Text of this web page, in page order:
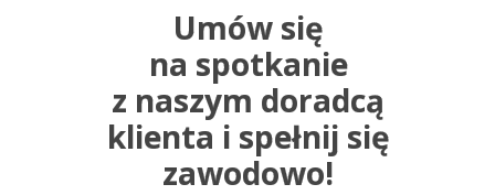
Umów się
na spotkanie
z naszym doradcą
klienta i spełnij się
zawodowo!